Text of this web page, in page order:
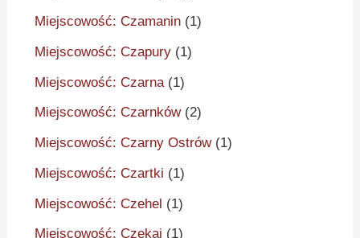
Miejscowość: Czamanin (1)
Miejscowość: Czapury (1)
Miejscowość: Czarna (1)
Miejscowość: Czarnków(2)
Miejscowość: Czarny Ostrów(1)
Miejscowość: Czartki (1)
Miejscowość: Czehel (1)
Miejscowość: Czekaj (1)